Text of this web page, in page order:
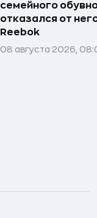
семейного
отказался от
Reebok
08 августа 2026,